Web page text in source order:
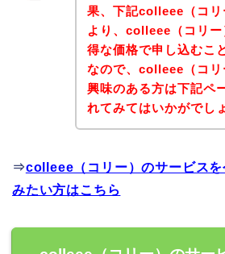
果、下記colleee（コリ
より、colleee（コリ
得な価格で申し込むこ
なので、colleee（コリ
興味のある方は下記ペ
れてみてはいかがでし
⇒colleee（コリー）のサービス
みたい方はこちら